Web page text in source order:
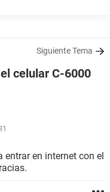
Siguiente Tema
celular C-6000
entrar en internet con el